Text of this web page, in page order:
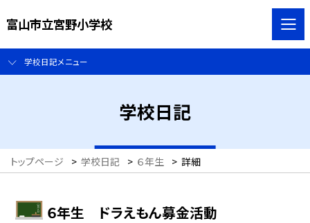
富山市立宮野小学校
学校日記メニュー
学校日記
トップページ > 学校日記 > ６年生 > 詳細
６年生 ドラえもん募金活動